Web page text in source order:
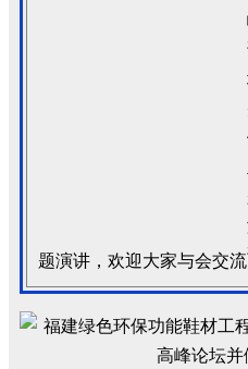
题演讲，欢迎大家与会交流